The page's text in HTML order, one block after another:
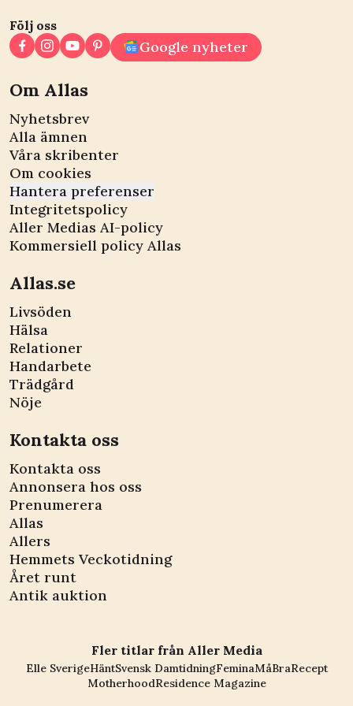
Följ oss
Google nyheter
Om Allas
Nyhetsbrev
Alla ämnen
Våra skribenter
Om cookies
Hantera preferenser
Integritetspolicy
Aller Medias AI-policy
Kommersiell policy Allas
Allas.se
Livsöden
Hälsa
Relationer
Handarbete
Trädgård
Nöje
Kontakta oss
Kontakta oss
Annonsera hos oss
Prenumerera
Allas
Allers
Hemmets Veckotidning
Året runt
Antik auktion
Fler titlar från Aller Media
Elle SverigeHäntSvensk DamtidningFeminaMåBraRecept
MotherhoodResidence Magazine